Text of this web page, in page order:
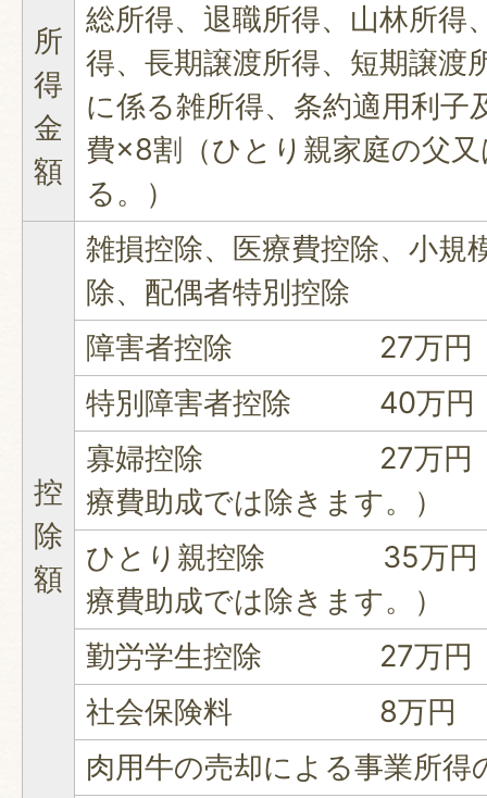
所
得
金
額
総所得、退職所得、山林所得
得、長期譲渡所得、短期譲渡
に係る雑所得、条約適用利子
費×8割（ひとり親家庭の父
る。）
控
除
額
雑損控除、医療費控除、小規
除、配偶者特別控除
障害者控除 27万円（1
特別障害者控除 40万円
寡婦控除 27万円（ひ
療費助成では除きます。）
ひとり親控除 35万円（
療費助成では除きます。）
勤労学生控除 27万円
社会保険料 8万円
肉用牛の売却による事業所得